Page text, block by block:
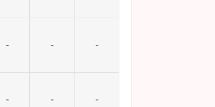
- - -
- - -